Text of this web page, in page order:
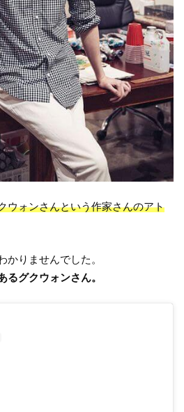
ウォンさんという作家さんのアト
かりませんでした。
るグクウォンさん。